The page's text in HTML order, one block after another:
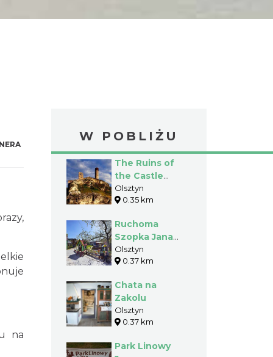
na
W POBLIŻU
The Ruins of
the Castle
Olsztyn
Olsztyn
0.35 km
Ruchoma
Szopka Jana
Wewióra w
Olsztynie
Olsztyn
0.37 km
Chata na
Zakolu
Olsztyn
0.37 km
Park Linowy